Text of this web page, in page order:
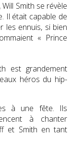
Smith se révèle
Il était capable de
les ennuis, si bien
« Prince
est grandement
héros du hip-
à une fête. Ils
à chanter
et Smith en tant